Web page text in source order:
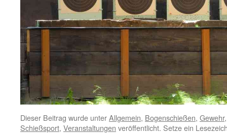
Dieser Beitrag wurde unterAllgemein, Bogenschießen, Gewehr
Schießsport, Veranstaltungen veröffentlicht. Setze ein